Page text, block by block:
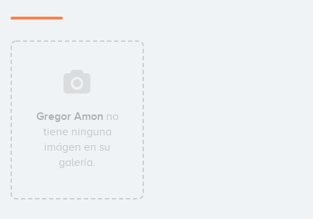
Gregor Amon no
tiene ninguna
imágen en su
galería.